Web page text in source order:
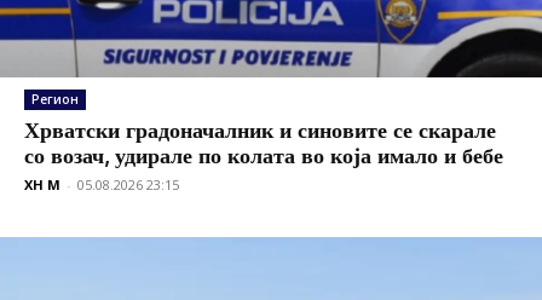
Регион
Хрватски градоначалник и синовите се скарале
со возач, удирале по колата во која имало и бебе
XH M - 05.08.2026 23:15